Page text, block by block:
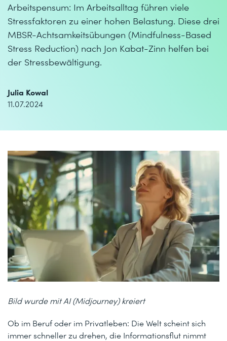
Arbeitspensum: Im Arbeitsalltag führen viele
Stressfaktoren zu einer hohen Belastung. Diese drei
MBSR-Achtsamkeitsübungen (Mindfulness-Based
Stress Reduction) nach Jon Kabat-Zinn helfen bei
der Stressbewältigung.
Julia Kowal
11.07.2024
Bild wurde mit AI (Midjourney) kreiert
Ob im Beruf oder im Privatleben: Die Welt scheint sich
immer schneller zu drehen, die Informationsflut nimmt